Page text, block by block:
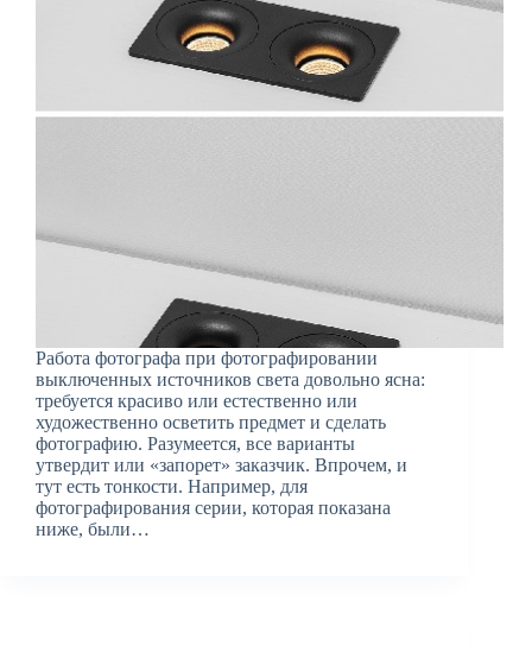
Работа фотографа при фотографировании
выключенных источников света довольно ясна:
требуется красиво или естественно или
художественно осветить предмет и сделать
фотографию. Разумеется, все варианты
утвердит или «запорет» заказчик. Впрочем, и
тут есть тонкости. Например, для
фотографирования серии, которая показана
ниже, были…